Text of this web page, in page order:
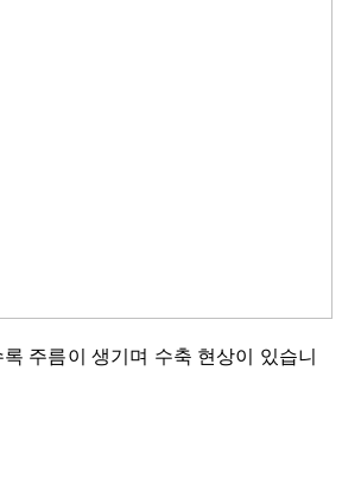
주름이 생기며 수축 현상이 있습니